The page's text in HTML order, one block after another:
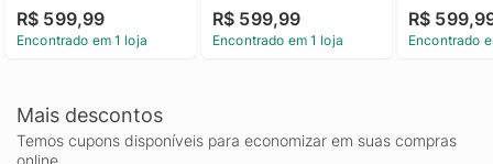
R$ 599,99
Encontrado em 1 loja
R$ 599,99
Encontrado em 1 loja
R$
Encontrado
Mais descontos
Temos cupons disponíveis para economizar em suas compras
online.